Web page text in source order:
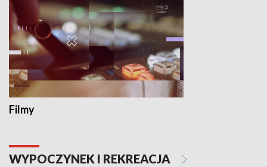
Filmy
WYPOCZYNEK I REKREACJA